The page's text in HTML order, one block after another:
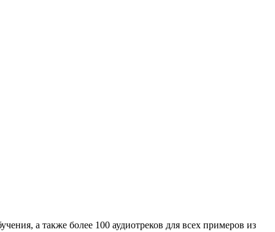
а также более 100 аудиотреков для всех примеров из